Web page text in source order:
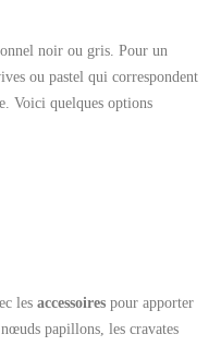
noir ou gris. Pour un
ou pastel qui correspondent
Voici quelques options
les accessoires pour apporter
papillons, les cravates